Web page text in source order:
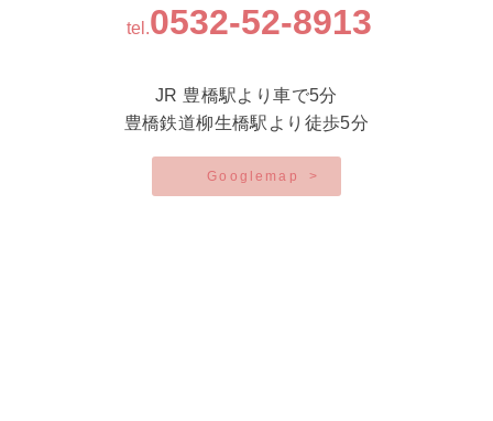
tel.0532-52-8913
JR 豊橋駅より車で5分
豊橋鉄道柳生橋駅より徒歩5分
Googlemap >